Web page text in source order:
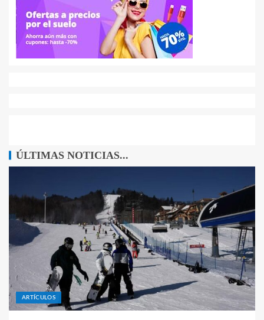
ÚLTIMAS NOTICIAS...
ARTÍCULOS